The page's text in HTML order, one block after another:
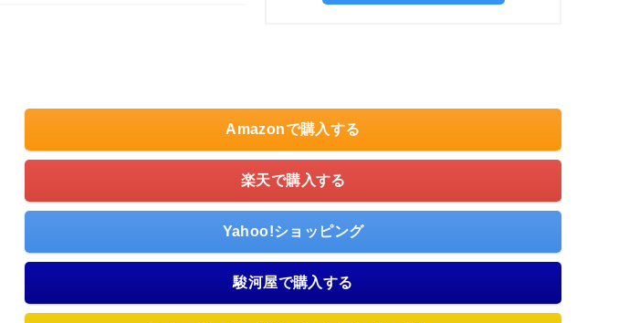
Amazonで購入する
楽天で購入する
Yahoo!ショッピング
駿河屋で購入する